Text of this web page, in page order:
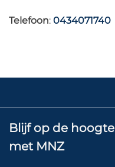
Telefoon: 0434071740
Biosenza
Bilzersteenweg 19
oeselt B3730 H
Blijf op de hoogte
met MNZ